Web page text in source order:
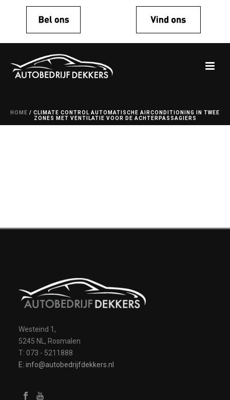
HOME / CLIMATE CONTROL AUTOMATISCHE AIRCONDITIONING IN TWEE
ZONES MET VENTILATIE VOOR DE ACHTERPASSAGIERS
Westeind 1,
5245 NL, Rosmalen
T: 073 - 5211888
E: info@autobedrijfdekkers.nl